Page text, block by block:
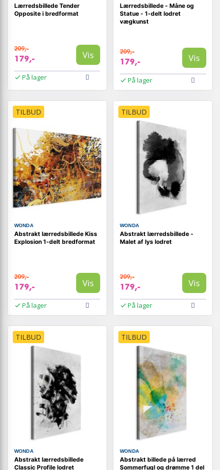
Lærredsbillede Tender
Opposite i bredformat
209,-
179,- Vis
På lager
Lærredsbillede - Måne og
Statue - 1-delt lodret
vægkunst
209,-
179,- Vis
På lager
TILBUD
WONDA
Abstrakt lærredsbillede Kiss
Explosion 1-delt bredformat
209,-
179,- Vis
På lager
TILBUD
WONDA
Abstrakt lærredsbillede -
Malet af lys lodret
209,-
179,- Vis
På lager
TILBUD
WONDA
Abstrakt lærredsbillede
Classic Profile lodret
TILBUD
WONDA
Abstrakt billede på lærred
Sommerfugl og drømme 1 del